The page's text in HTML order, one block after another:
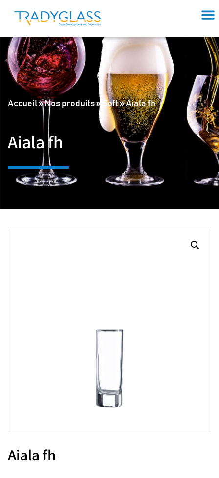
Accueil»Nos produits» Soft»Aiala fh
Aiala fh
Aiala fh